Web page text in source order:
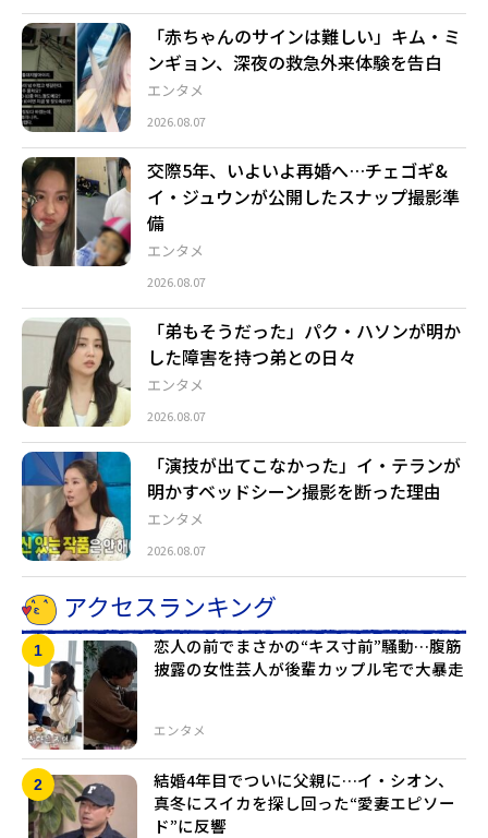
エンタメ
「赤ちゃんのサインは難しい」キム・ミ
ンギョン、深夜の救急外来体験を告白
2026.08.07
エンタメ
交際5年、いよいよ再婚へ…チェゴギ&
イ・ジュウンが公開したスナップ撮影準
備
2026.08.07
エンタメ
「弟もそうだった」パク・ハソンが明か
した障害を持つ弟との日々
2026.08.07
エンタメ
「演技が出てこなかった」イ・テランが
明かすベッドシーン撮影を断った理由
2026.08.07
アクセスランキング
エンタメ
恋人の前でまさかの“キス寸前”騒動…腹筋
披露の女性芸人が後輩カップル宅で大暴走
結婚4年目でついに父親に…イ・シオン、
真冬にスイカを探し回った“愛妻エピソー
ド”に反響